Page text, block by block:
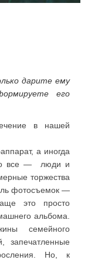
дарите ему
его
в нашей
а иногда
все — люди и
торжества
фотосъемок —
это просто
альбома.
семейного
Но, к